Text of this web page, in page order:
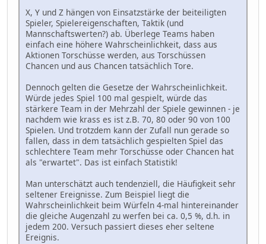
X, Y und Z hängen von Einsatzstärke der beiteiligten
Spieler, Spielereigenschaften, Taktik (und
Mannschaftswerten?) ab. Überlege Teams haben
einfach eine höhere Wahrscheinlichkeit, dass aus
Aktionen Torschüsse werden, aus Torschüssen
Chancen und aus Chancen tatsächlich Tore.
Dennoch gelten die Gesetze der Wahrscheinlichkeit.
Würde jedes Spiel 100 mal gespielt, würde das
stärkere Team in der Mehrzahl der Spiele gewinnen - je
nachdem wie krass es ist z.B. 70, 80 oder 90 von 100
Spielen. Und trotzdem kann der Zufall nun gerade so
fallen, dass in dem tatsächlich gespielten Spiel das
schlechtere Team mehr Torschüsse oder Chancen hat
als "erwartet". Das ist einfach Statistik!
Man unterschätzt auch tendenziell, die Häufigkeit sehr
seltener Ereignisse. Zum Beispiel liegt die
Wahrscheinlichkeit beim Würfeln 4-mal hintereinander
die gleiche Augenzahl zu werfen bei ca. 0,5 %, d.h. in
jedem 200. Versuch passiert dieses eher seltene
Ereignis.